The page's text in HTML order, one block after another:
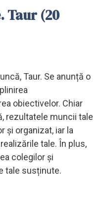
Taur (20
Taur. Se anunță o
obiectivelor. Chiar
rezultatele muncii tale
și organizat, iar la
tale. În plus,
colegilor și
tale susținute.